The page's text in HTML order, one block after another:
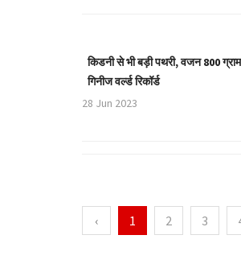
किडनी से भी बड़ी पथरी, वजन 800
गिनीज वर्ल्ड रिकॉर्ड
28 Jun 2023
‹ 1 2 3